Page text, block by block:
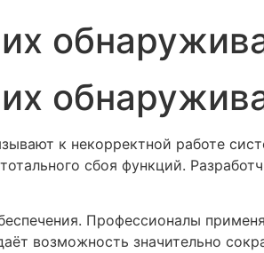
к некорректной работе
сбоя функций.
Профессионалы
возможность значительно